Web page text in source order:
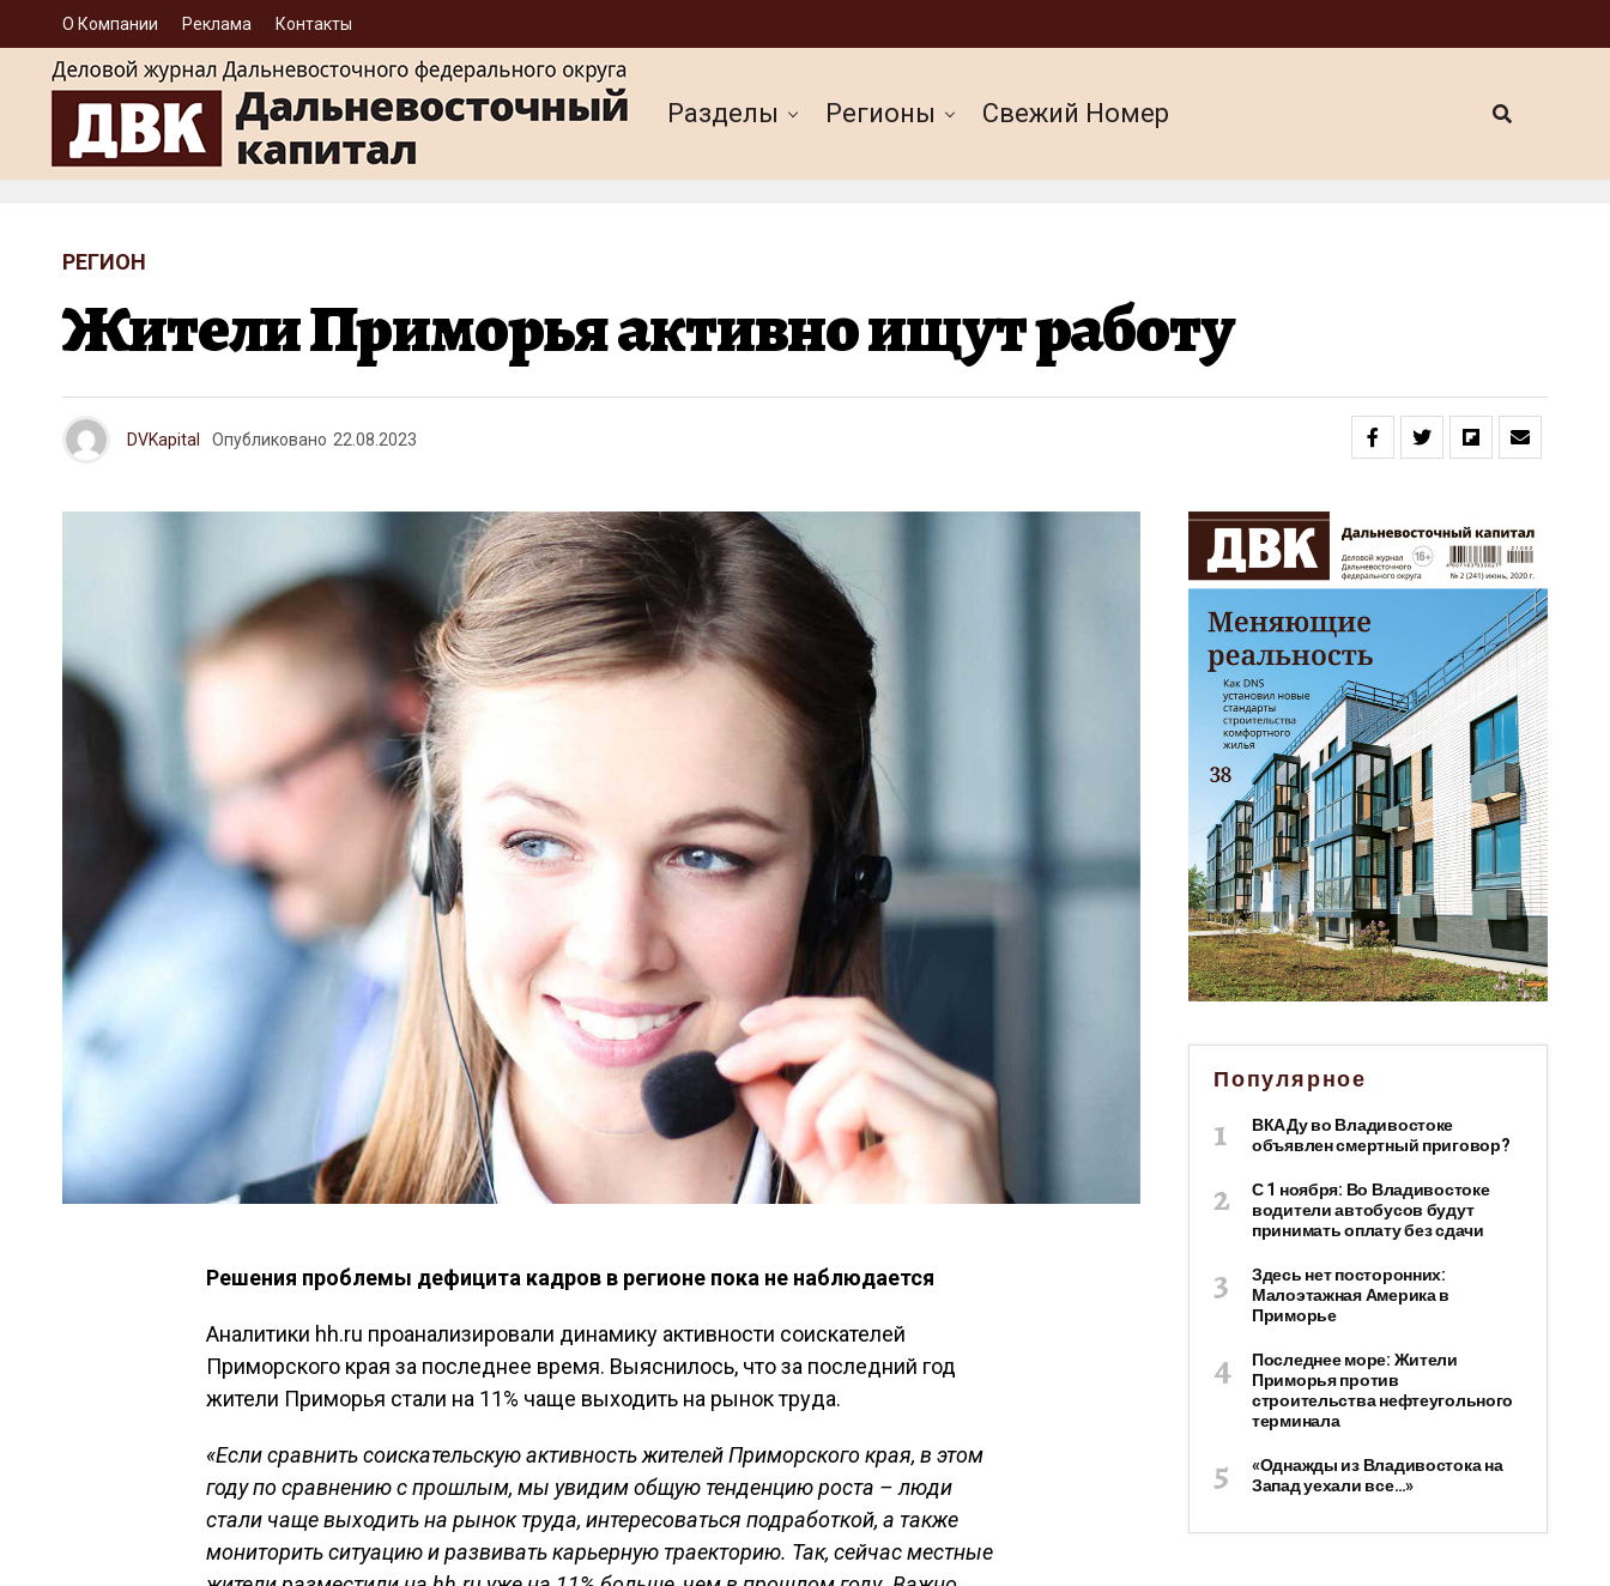
О Компании Реклама Контакты
Разделы Регионы Cвежий Номер
РЕГИОН
Жители Приморья активно ищут работу
DVKapital Опубликовано 22.08.2023
Решения проблемы дефицита кадров в регионе пока не наблюдается
Аналитики hh.ru проанализировали динамику активности соискателей
Приморского края за последнее время. Выяснилось, что за последний год
жители Приморья стали на 11% чаще выходить на рынок труда.
«Если сравнить соискательскую активность жителей Приморского края, в этом
году по сравнению с прошлым, мы увидим общую тенденцию роста – люди
стали чаще выходить на рынок труда, интересоваться подработкой, а также
мониторить ситуацию и развивать карьерную траекторию. Так, сейчас местные
Популярное
ВКАДу во Владивостоке
объявлен смертный приговор?
С 1 ноября: Во Владивостоке
водители автобусов будут
принимать оплату без сдачи
Здесь нет посторонних:
Малоэтажная Америка в
Приморье
Последнее море: Жители
Приморья против
строительства нефтеугольного
терминала
«Однажды из Владивостока на
Запад уехали все…»